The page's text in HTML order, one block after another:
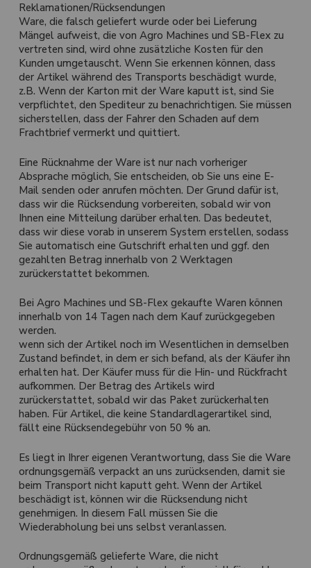
Reklamationen/Rücksendungen
Ware, die falsch geliefert wurde oder bei Lieferung
Mängel aufweist, die von Agro Machines und SB-Flex zu
vertreten sind, wird ohne zusätzliche Kosten für den
Kunden umgetauscht. Wenn Sie erkennen können, dass
der Artikel während des Transports beschädigt wurde,
z.B. Wenn der Karton mit der Ware kaputt ist, sind Sie
verpflichtet, den Spediteur zu benachrichtigen. Sie müssen
sicherstellen, dass der Fahrer den Schaden auf dem
Frachtbrief vermerkt und quittiert.
Eine Rücknahme der Ware ist nur nach vorheriger
Absprache möglich, Sie entscheiden, ob Sie uns eine E-
Mail senden oder anrufen möchten. Der Grund dafür ist,
dass wir die Rücksendung vorbereiten, sobald wir von
Ihnen eine Mitteilung darüber erhalten. Das bedeutet,
dass wir diese vorab in unserem System erstellen, sodass
Sie automatisch eine Gutschrift erhalten und ggf. den
gezahlten Betrag innerhalb von 2 Werktagen
zurückerstattet bekommen.
Bei Agro Machines und SB-Flex gekaufte Waren können
innerhalb von 14 Tagen nach dem Kauf zurückgegeben
werden.
wenn sich der Artikel noch im Wesentlichen in demselben
Zustand befindet, in dem er sich befand, als der Käufer ihn
erhalten hat. Der Käufer muss für die Hin- und Rückfracht
aufkommen. Der Betrag des Artikels wird
zurückerstattet, sobald wir das Paket zurückerhalten
haben. Für Artikel, die keine Standardlagerartikel sind,
fällt eine Rücksendegebühr von 50 % an.
Es liegt in Ihrer eigenen Verantwortung, dass Sie die Ware
ordnungsgemäß verpackt an uns zurücksenden, damit sie
beim Transport nicht kaputt geht. Wenn der Artikel
beschädigt ist, können wir die Rücksendung nicht
genehmigen. In diesem Fall müssen Sie die
Wiederabholung bei uns selbst veranlassen.
Ordnungsgemäß gelieferte Ware, die nicht